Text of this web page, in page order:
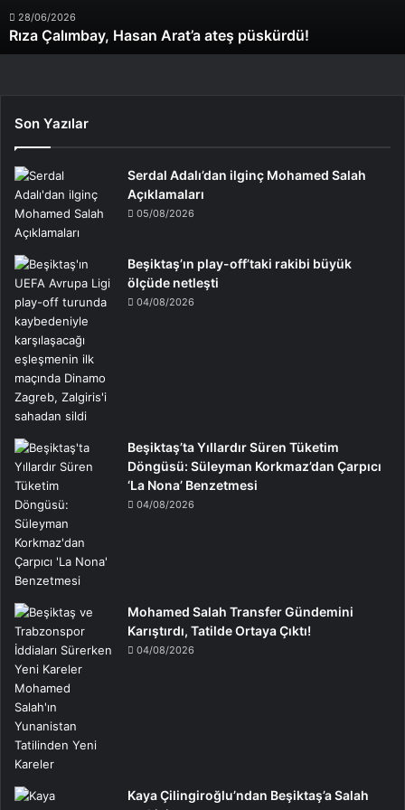
28/06/2026
Rıza Çalımbay, Hasan Arat’a ateş püskürdü!
Son Yazılar
Serdal Adalı’dan ilginç Mohamed Salah
Açıklamaları
05/08/2026
Beşiktaş’ın play-off’taki rakibi büyük
ölçüde netleşti
04/08/2026
Beşiktaş’ta Yıllardır Süren Tüketim
Döngüsü: Süleyman Korkmaz’dan Çarpıcı
‘La Nona’ Benzetmesi
04/08/2026
Mohamed Salah Transfer Gündemini
Karıştırdı, Tatilde Ortaya Çıktı!
04/08/2026
Kaya Çilingiroğlu’ndan Beşiktaş’a Salah